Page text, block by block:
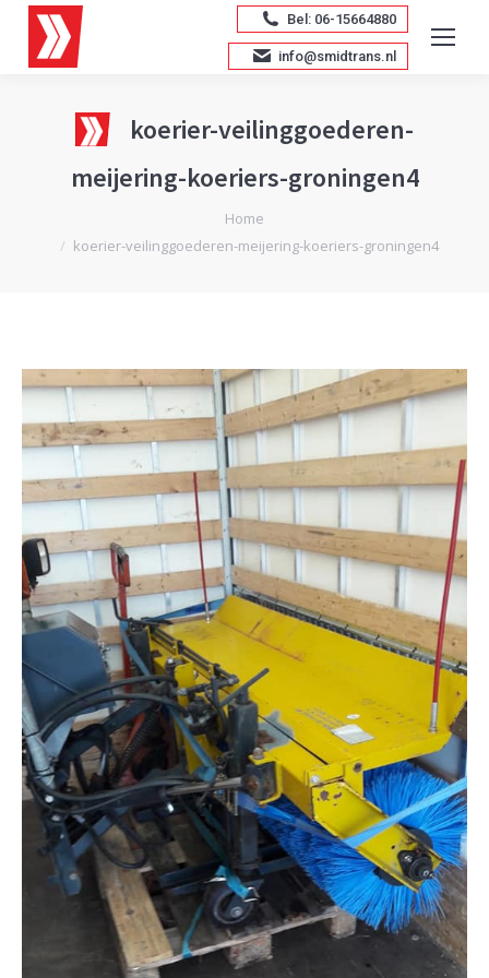
Bel: 06-15664880
info@smidtrans.nl
koerier-veilinggoederen-
meijering-koeriers-groningen4
Home
koerier-veilinggoederen-meijering-koeriers-groningen4